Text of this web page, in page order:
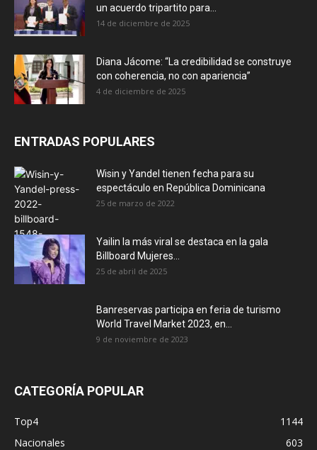
un acuerdo tripartito para...
14 de diciembre de 2025
Diana Jácome: “La credibilidad se construye
con coherencia, no con apariencia”
4 de diciembre de 2025
ENTRADAS POPULARES
Wisin y Yandel tienen fecha para su
espectáculo en República Dominicana
25 de marzo de 2022
Yailin la más viral se destaca en la gala
Billboard Mujeres...
25 de abril de 2025
Banreservas participa en feria de turismo
World Travel Market 2023, en...
9 de noviembre de 2023
CATEGORÍA POPULAR
Top4
1144
Nacionales
603